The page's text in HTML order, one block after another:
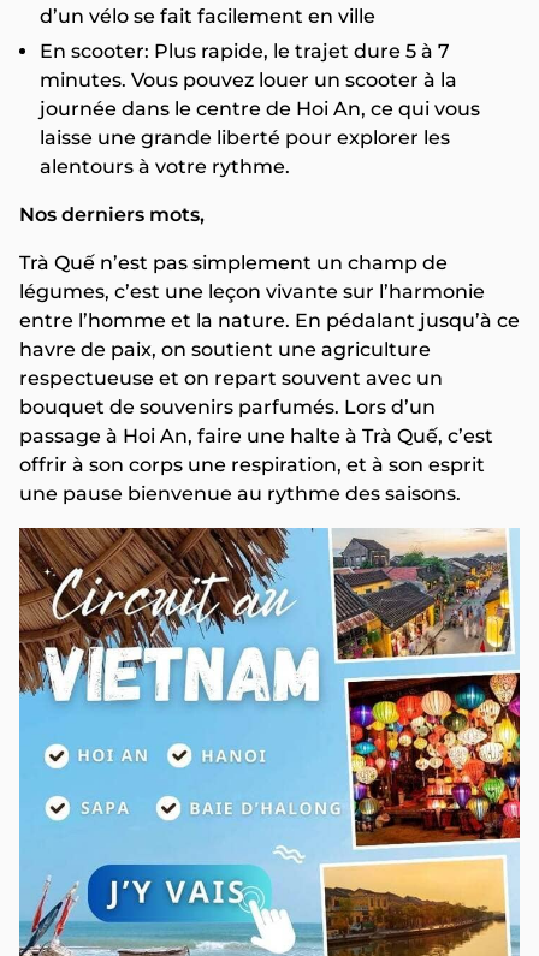
d’un vélo se fait facilement en ville
En scooter: Plus rapide, le trajet dure 5 à 7
minutes. Vous pouvez louer un scooter à la
journée dans le centre de Hoi An, ce qui vous
laisse une grande liberté pour explorer les
alentours à votre rythme.
Nos derniers mots,
Trà Quế n’est pas simplement un champ de
légumes, c’est une leçon vivante sur l’harmonie
entre l’homme et la nature. En pédalant jusqu’à ce
havre de paix, on soutient une agriculture
respectueuse et on repart souvent avec un
bouquet de souvenirs parfumés. Lors d’un
passage à Hoi An, faire une halte à Trà Quế, c’est
offrir à son corps une respiration, et à son esprit
une pause bienvenue au rythme des saisons.